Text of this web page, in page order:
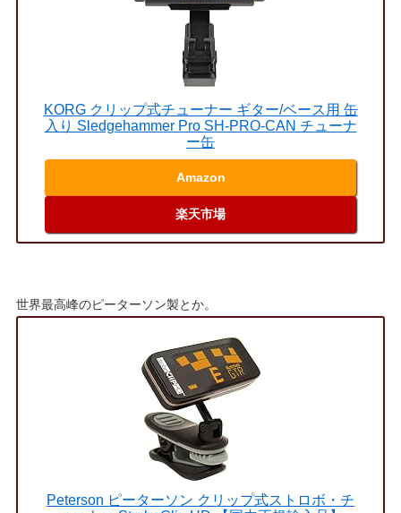
KORG クリップ式チューナー ギター/ベース用 缶
入り Sledgehammer Pro SH-PRO-CAN チューナ
ー缶
Amazon
楽天市場
世界最高峰のピーターソン製とか。
Peterson ピーターソン クリップ式ストロボ・チ